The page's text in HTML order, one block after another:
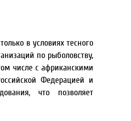
в условиях тесного
по рыболовству,
числе с африканскими
Федерацией и
что позволяет